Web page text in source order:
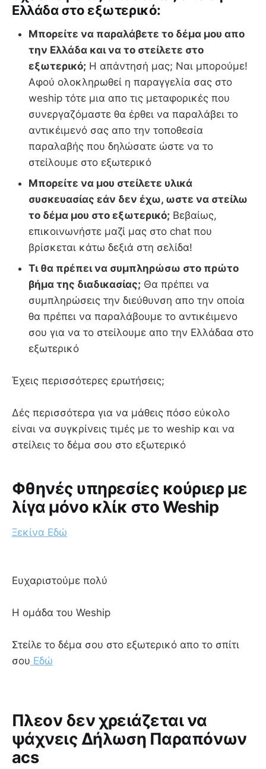
Ελλάδα στο εξωτερικό:
Μπορείτε να παραλάβετε το δέμα μου απο
την Ελλάδα και να το στείλετε στο
εξωτερικό; Η απάντησή μας; Ναι μπορούμε!
Αφού ολοκληρωθεί η παραγγελία σας στο
weship τότε μια απο τις μεταφορικές που
συνεργαζόμαστε θα έρθει να παραλάβει το
αντικέιμενό σας απο την τοποθεσία
παραλαβής που δηλώσατε ώστε να το
στείλουμε στο εξωτερικό
Μπορείτε να μου στείλετε υλικά
συσκευασίας εάν δεν έχω, ωστε να στείλω
το δέμα μου στο εξωτερικό; Βεβαίως,
επικοινωνήστε μαζί μας στο chat που
βρίσκεται κάτω δεξιά στη σελίδα!
Τι θα πρέπει να συμπληρώσω στο πρώτο
βήμα της διαδικασίας; Θα πρέπει να
συμπληρώσεις την διεύθυνση απο την οποία
θα πρέπει να παραλάβουμε το αντικέιμενο
σου για να το στείλουμε απο την Ελλάδαα στο
εξωτερικό
Έχεις περισσότερες ερωτήσεις;
Δές περισσότερα για να μάθεις πόσο εύκολο
είναι να συγκρίνεις τιμές με το weship και να
στείλεις το δέμα σου στο εξωτερικό
Φθηνές υπηρεσίες κούριερ με
λίγα μόνο κλίκ στο Weship
Ξεκίνα Εδώ
Ευχαριστούμε πολύ
Η ομάδα του Weship
Στείλε το δέμα σου στο εξωτερικό απο το σπίτι
σου Εδώ
Πλεον δεν χρειάζεται να
ψάχνεις Δήλωση Παραπόνων
acs